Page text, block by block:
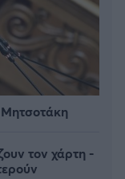
Μητσοτάκη
τον χάρτη -